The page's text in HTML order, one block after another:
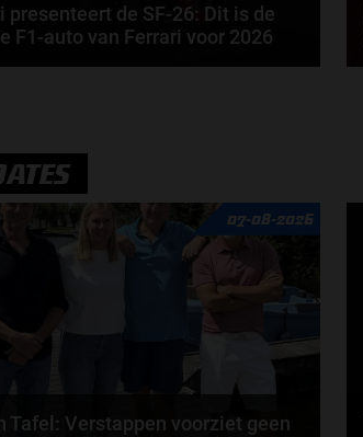
presenteert de SF-26: Dit is de
F1-auto van Ferrari voor 2026
van der Vloed
07-08-2026
Tafel: Verstappen voorziet geen